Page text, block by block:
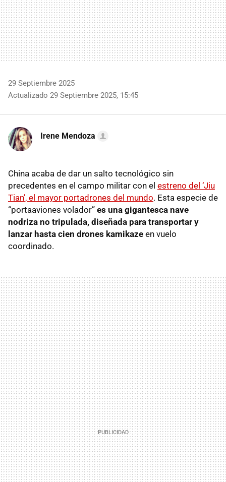
29 Septiembre 2025
Actualizado 29 Septiembre 2025, 15:45
Irene Mendoza
China acaba de dar un salto tecnológico sin
precedentes en el campo militar con el estreno del ‘Jiu
Tian’, el mayor portadrones del mundo. Esta especie de
“portaaviones volador” es una gigantesca nave
nodriza no tripulada, diseñada para transportar y
lanzar hasta cien drones kamikaze en vuelo
coordinado.